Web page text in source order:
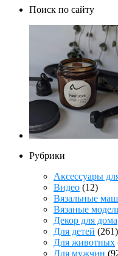
Поиск по сайту
Рубрики
Аксессуары
Видео (12)
Вязальные
Вязаные
Декор для дома
Для детей (261)
Для животных
Для мужчин